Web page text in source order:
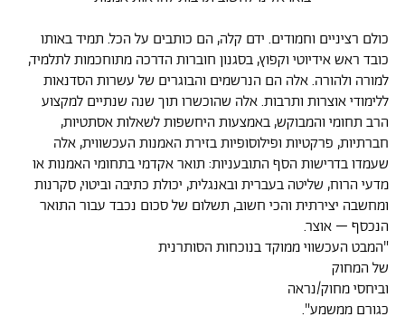
כולם רציניים וחמודים. ידם קלה, הם כותבים על הכל. תמיד באותו
כובד ראש אידיוטי וקפוץ, בסגנון חוברות הדרכה מתוחכמות לתלמיד,
למורה ולהורה. אלה הם הנרשמים והבוגרים של עשרות הסדנאות
ללימודי אוצרות ותרבות. אלה שהוכשרו תוך שנה שנתיים למקצוע
הרב תחומי והמבוקש, באמצעות היחשפות לשאלות אסתטיות,
חברתיות, פרקטיות ופילוסופיות בזירת האמנות העכשווית, אלה
שעמדו בדרישות הסף התובעניות: תואר אקדמי בתחומי האמנות או
מדעי הרוח, שליטה בעברית ובאנגלית, יכולת כתיבה וביטוי, סקרנות
ומחשבה יצירתית והכי חשוב, תשלום של סכום נכבד עבור התואר
הנכסף – אוצר.
"המבט העכשווי ממוקד בנוכחות הסותרנית
של המחוק
וביחסי מחוק/נראה
כגורם ממשמע".